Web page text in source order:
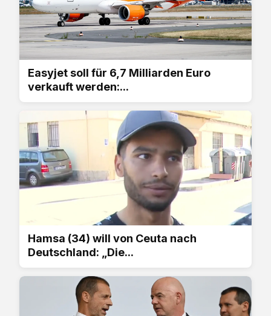
Easyjet soll für 6,7 Milliarden Euro
verkauft werden:...
Hamsa (34) will von Ceuta nach
Deutschland: „Die...